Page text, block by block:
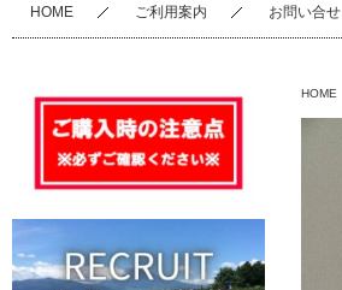
HOME ご利用案内 お問い合せ
HOME